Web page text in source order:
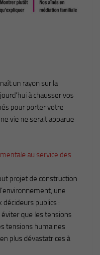
un rayon sur la
à chausser vos
pour porter votre
vie ne serait apparue
au service des
projet de construction
une
décideurs publics :
que les tensions
tensions humaines
plus dévastatrices à